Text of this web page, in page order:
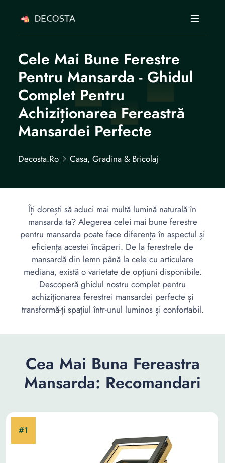
Cele Mai Bune Ferestre
Pentru Mansarda - Ghidul
Complet Pentru
Achiziționarea Fereastră
Mansardei Perfecte
Decosta.ro Casa, Gradina & Bricolaj
Îți dorești să aduci mai multă lumină naturală în
mansarda ta? Alegerea celei mai bune ferestre
pentru mansarda poate face diferența în aspectul și
eficiența acestei încăperi. De la ferestrele de
mansardă din lemn până la cele cu articulare
mediana, există o varietate de opțiuni disponibile.
Descoperă ghidul nostru complet pentru
achiziționarea ferestrei mansardei perfecte și
transformă-ți spațiul într-unul luminos și confortabil.
Cea Mai Buna Fereastra
Mansarda: Recomandari